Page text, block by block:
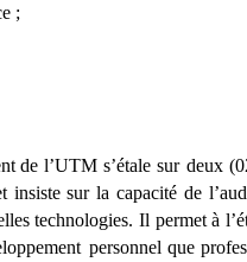
;
de l’UTM s’étale sur deux
t insiste sur la capacité de l’
lles technologies.Il permet à
loppement personnel que profe